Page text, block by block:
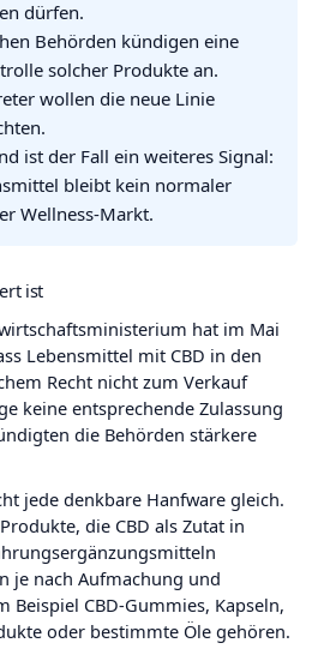
dürfen.
Behörden kündigen eine
solcher Produkte an.
wollen die neue Linie
ist der Fall ein weiteres Signal:
bleibt kein normaler
Wellness-Markt.
ist
hat im Mai
Lebensmittel mit CBD in den
Recht nicht zum Verkauf
keine entsprechende Zulassung
die Behörden stärkere
jede denkbare Hanfware gleich.
die CBD als Zutat in
je nach Aufmachung und
Beispiel CBD-Gummies, Kapseln,
oder bestimmte Öle gehören.